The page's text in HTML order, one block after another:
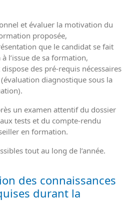
et évaluer la motivation du
proposée,
que le candidat se fait
l’issue de sa formation,
dispose des pré-requis nécessaires
diagnostique sous la
un examen attentif du dossier
tests et du compte-rendu
en formation.
tout au long de l’année.
des connaissances
durant la